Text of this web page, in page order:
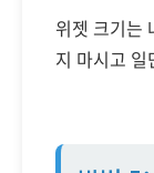
위젯 크기는
지 마시고